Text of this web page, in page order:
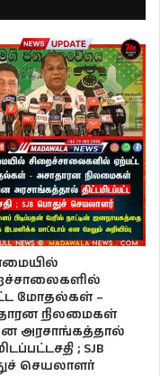
மோதல்கள் –
நிலமைகள்
அரசாங்கத்தால்
; SJB
செயலாளர்